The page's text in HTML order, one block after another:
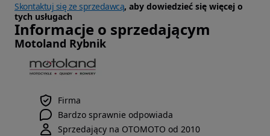
Skontaktuj się ze sprzedawcą, aby dowiedzieć się więcej o
tych usługach
Informacje o sprzedającym
Motoland Rybnik
Firma
Bardzo sprawnie odpowiada
Sprzedający na OTOMOTO od 2010